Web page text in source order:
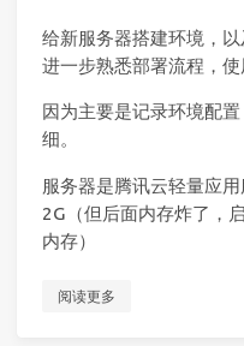
给新服务器搭建环境，
进一步熟悉部署流程，使
因为主要是记录环境配
细。
服务器是腾讯云轻量应
2G（但后面内存炸了，
内存）
阅读更多